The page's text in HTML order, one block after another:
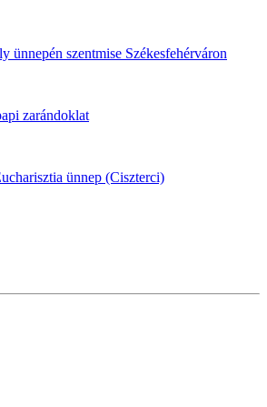
ünnepén szentmise Székesfehérváron
zarándoklat
ünnep (Ciszterci)